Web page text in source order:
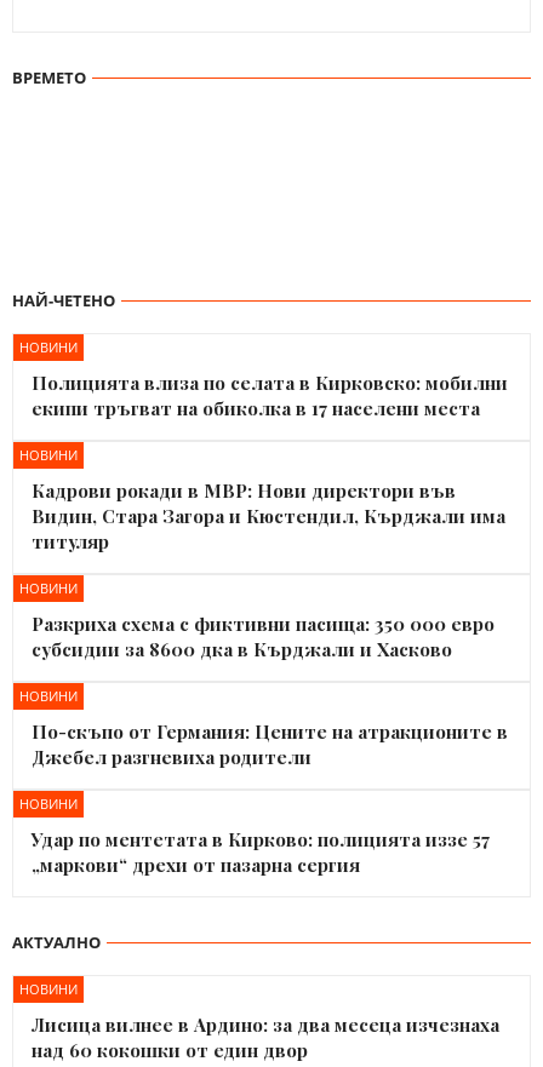
ВРЕМЕТО
НАЙ-ЧЕТЕНО
НОВИНИ
Полицията влиза по селата в Кирковско: мобилни
екипи тръгват на обиколка в 17 населени места
НОВИНИ
Кадрови рокади в МВР: Нови директори във
Видин, Стара Загора и Кюстендил, Кърджали има
титуляр
НОВИНИ
Разкриха схема с фиктивни пасища: 350 000 евро
субсидии за 8600 дка в Кърджали и Хасково
НОВИНИ
По-скъпо от Германия: Цените на атракционите в
Джебел разгневиха родители
НОВИНИ
Удар по ментетата в Кирково: полицията иззе 57
„маркови“ дрехи от пазарна сергия
АКТУАЛНО
НОВИНИ
Лисица вилнее в Ардино: за два месеца изчезнаха
над 60 кокошки от един двор